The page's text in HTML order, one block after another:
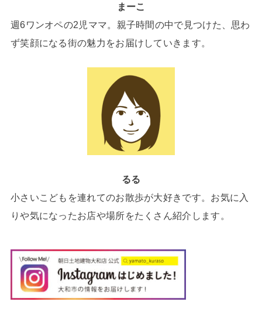
まーこ
週6ワンオペの2児ママ。親子時間の中で見つけた、思わ
ず笑顔になる街の魅力をお届けしていきます。
るる
小さいこどもを連れてのお散歩が大好きです。お気に入
りや気になったお店や場所をたくさん紹介します。